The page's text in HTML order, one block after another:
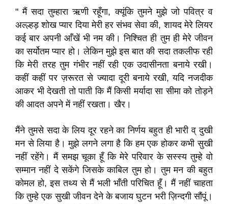
" मैं सदा तुम्हारा ऋणी रहूँगा, क्यूंकि तुमने मुझे जो पवित्र व
अल्ल्हड़ शोख प्यार दिया मेरी हर संभव सेवा की, शायद मेरे लियर
कई बार अपनी आँखें भी नम की। निश्चित ही तुम ही मेरे जीवन
का सर्योतम प्यार हो। लेकिन मुझे इस बात की सदा तकलीफ रही
कि मेरी तरह तुम गंभीर नहीं रही एक उदासीनता बनाये रखी।
कहीं कहीं पर ज़रूरत से ज्यादा दूरी बनाये रखी, यदि नजदीक
आकर भी देखती तो पाती कि मैं किसी मर्यादा सा सीमा को तोड़ने
की आदत अपने में नहीं रखता। खैर।
मैंने तुमसे सदा के लिय दूर रहने का निर्णय बहुत ही भारी व् दुखी
मन से लिया है। मुझे लगने लगा है कि हम एक होकर कभी सुखी
नहीं रहेंगे। मैं समझ चूका हूँ कि मेरे परिवार के सस्स्य तुम्हे वो
सम्मान नहीं दे सकेंगे जिसके काबिल तुम हो। तुम मन की बहुत
कोमल हो, इस तथ्य से मैं भली भाँती परिचित हूँ। मैं नहीं चाहता
कि तुम्हे एक सुखी जीवन देने के बजाय घुटन भरी ज़िन्दगी सौंपूं।